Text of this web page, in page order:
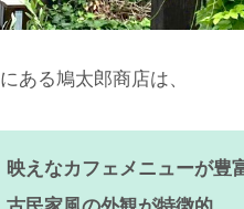
ある鳩太郎商店は、
映えなカフェメニューが豊